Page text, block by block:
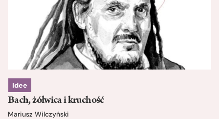
Idee
Bach, żółwica i kruchość
Mariusz Wilczyński